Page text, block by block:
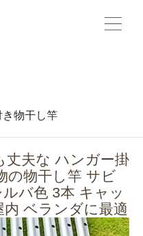
て揃う 物干し専門店さくら
からデザインされた物干
ーです。
物干し竿
丈夫な ハンガー掛
の物干し竿 サビ
バ色 3本 キャッ
ベランダに最適